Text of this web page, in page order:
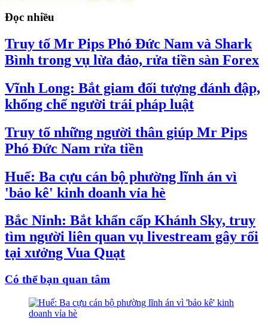
Đọc nhiều
Truy tố Mr Pips Phó Đức Nam và Shark
Bình trong vụ lừa đảo, rửa tiền sàn Forex
Vĩnh Long: Bắt giam đối tượng đánh đập,
khống chế người trái pháp luật
Truy tố những người thân giúp Mr Pips
Phó Đức Nam rửa tiền
Huế: Ba cựu cán bộ phường lĩnh án vì
'bảo kê' kinh doanh vỉa hè
Bắc Ninh: Bắt khẩn cấp Khánh Sky, truy
tìm người liên quan vụ livestream gây rối
tại xưởng Vua Quạt
Có thể bạn quan tâm